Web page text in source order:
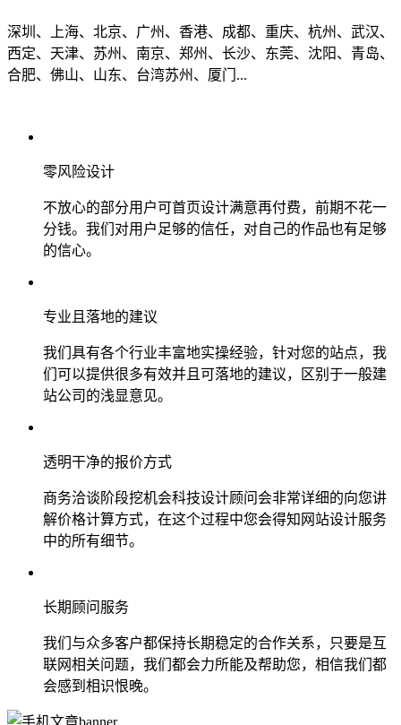
深圳、上海、北京、广州、香港、成都、重庆、杭州、武汉、
西定、天津、苏州、南京、郑州、长沙、东莞、沈阳、青岛、
合肥、佛山、山东、台湾苏州、厦门...
零风险设计
不放心的部分用户可首页设计满意再付费，前期不花一
分钱。我们对用户足够的信任，对自己的作品也有足够
的信心。
专业且落地的建议
我们具有各个行业丰富地实操经验，针对您的站点，我
们可以提供很多有效并且可落地的建议，区别于一般建
站公司的浅显意见。
透明干净的报价方式
商务洽谈阶段挖机会科技设计顾问会非常详细的向您讲
解价格计算方式，在这个过程中您会得知网站设计服务
中的所有细节。
长期顾问服务
我们与众多客户都保持长期稳定的合作关系，只要是互
联网相关问题，我们都会力所能及帮助您，相信我们都
会感到相识恨晚。